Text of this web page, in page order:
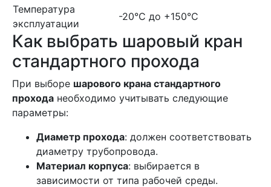
Температура
эксплуатации
-20°C до +150°C
Как выбрать шаровый кран
стандартного прохода
При выборе шарового крана стандартного
прохода необходимо учитывать следующие
параметры:
Диаметр прохода: должен соответствовать
диаметру трубопровода.
Материал корпуса: выбирается в
зависимости от типа рабочей среды.